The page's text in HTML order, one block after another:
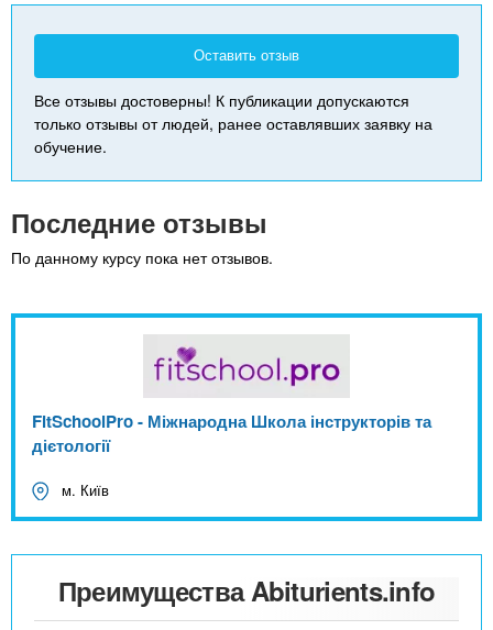
Оставить отзыв
Все отзывы достоверны! К публикации допускаются
только отзывы от людей, ранее оставлявших заявку на
обучение.
Последние отзывы
По данному курсу пока нет отзывов.
FitSchoolPro - Міжнародна Школа інструкторів та
дієтології
м. Київ
Преимущества Abiturients.info